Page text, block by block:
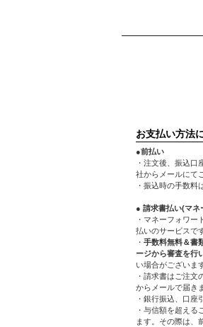
お支払い方法
●前払い
・注文後、振込口
社からメールにて
・振込時の手数料
● 請求書払い(マネ
・マネーフォワー
払いのサービスで
・ 手数料無料＆書
ージから審査を行
い場合がございま
・請求書はご注文
からメールで届き
・銀行振込、口座
・与信額を超える
ます。その際は、